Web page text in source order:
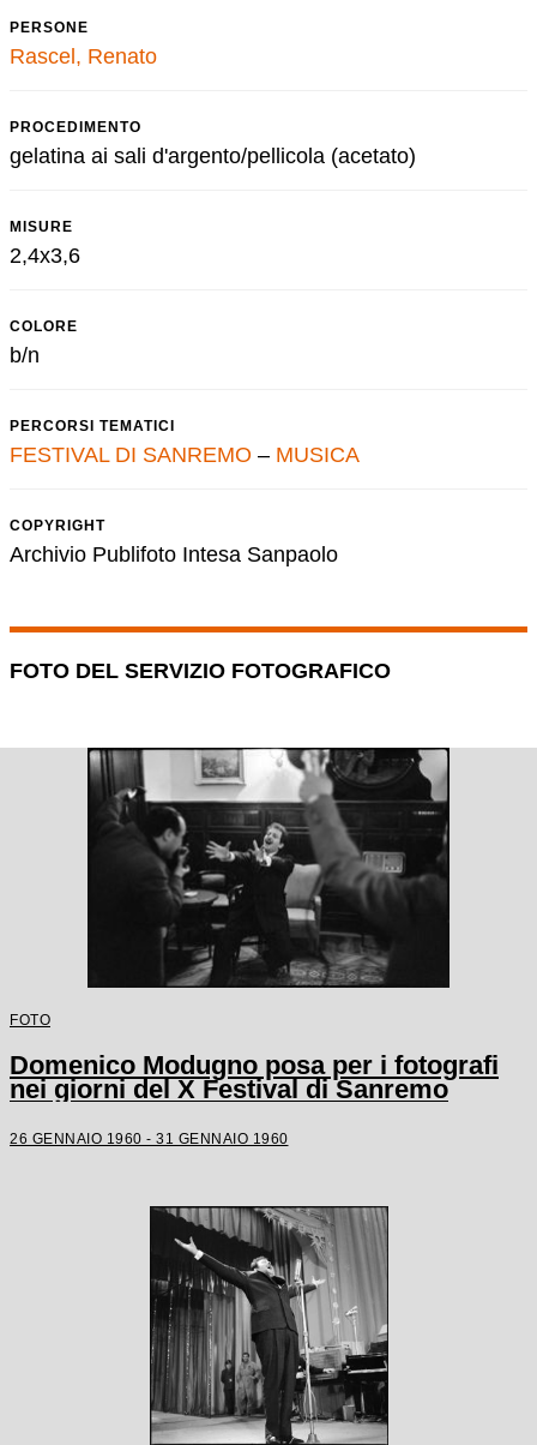
PERSONE
Rascel, Renato
PROCEDIMENTO
gelatina ai sali d'argento/pellicola (acetato)
MISURE
2,4x3,6
COLORE
b/n
PERCORSI TEMATICI
FESTIVAL DI SANREMO – MUSICA
COPYRIGHT
Archivio Publifoto Intesa Sanpaolo
FOTO DEL SERVIZIO FOTOGRAFICO
FOTO
Domenico Modugno posa per i fotografi
nei giorni del X Festival di Sanremo
26 GENNAIO 1960 - 31 GENNAIO 1960